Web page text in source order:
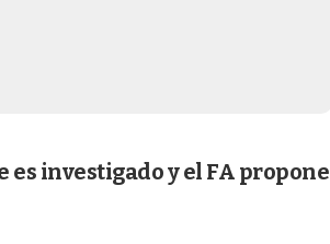
es investigado y el FA propone